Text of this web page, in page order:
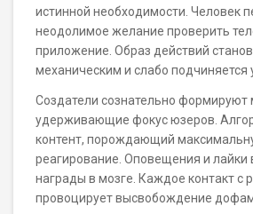
истинной необходимости. Человек
неодолимое желание проверить
приложение. Образ действий
механическим и слабо подчиняется
Создатели сознательно формируют
удерживающие фокус юзеров.
контент, порождающий
реагирование. Оповещения и лайки
награды в мозге. Каждое контакт с
провоцирует высвобождение